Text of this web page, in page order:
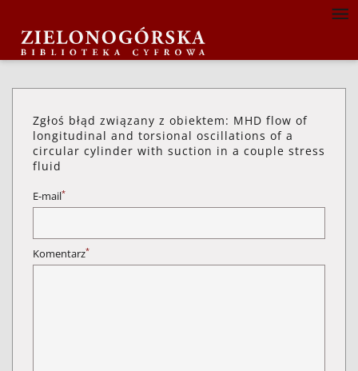
Zgłoś błąd związany z obiektem: MHD flow of
longitudinal and torsional oscillations of a
circular cylinder with suction in a couple stress
fluid
E-mail*
Komentarz*